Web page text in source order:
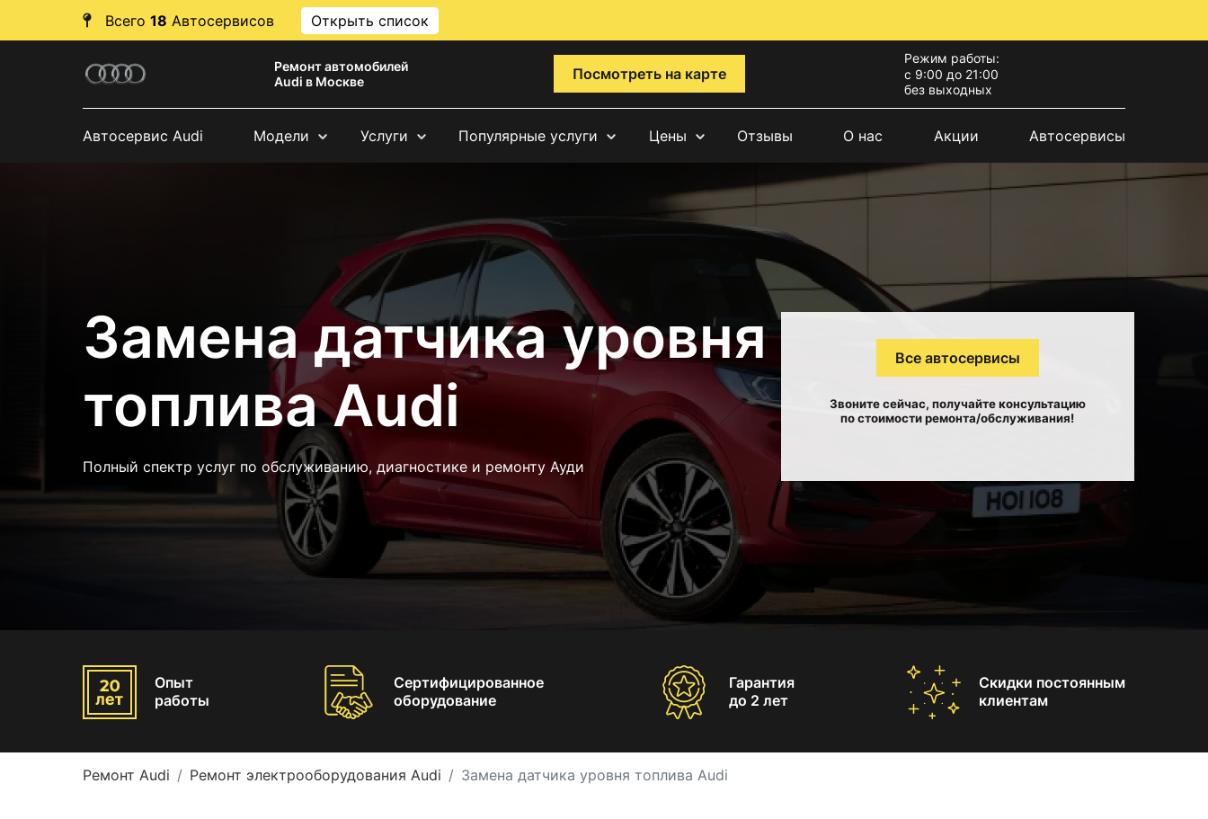
Всего 18 Автосервисов Открыть список
Ремонт автомобилей
Audi в Москве
Посмотреть на карте
Режим работы:
с 9:00 до 21:00
без выходных
Автосервис Audi Модели Услуги Популярные услуги Цены Отзывы О нас Акции Автосервисы
Замена датчика уровня
топлива Audi
Полный спектр услуг по обслуживанию, диагностике и ремонту Ауди
Все автосервисы
Звоните сейчас, получайте консультацию
по стоимости ремонта/обслуживания!
Опыт
работы
Сертифицированное
оборудование
Гарантия
до 2 лет
Скидки постоянным
клиентам
Ремонт Audi Ремонт электрооборудования Audi Замена датчика уровня топлива Audi